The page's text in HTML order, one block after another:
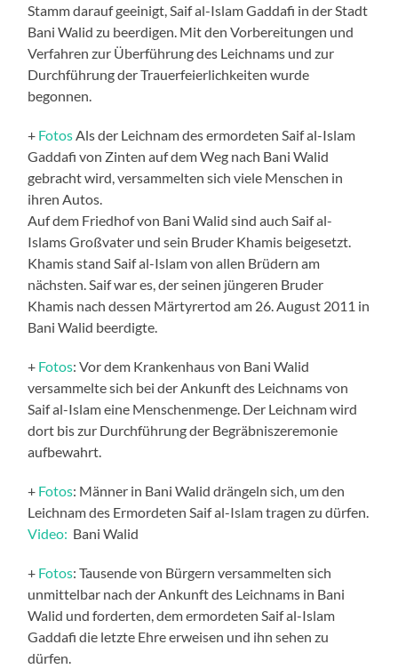
Stamm darauf geeinigt, Saif al-Islam Gaddafi in der Stadt
Bani Walid zu beerdigen. Mit den Vorbereitungen und
Verfahren zur Überführung des Leichnams und zur
Durchführung der Trauerfeierlichkeiten wurde
begonnen.
+ Fotos Als der Leichnam des ermordeten Saif al-Islam
Gaddafi von Zinten auf dem Weg nach Bani Walid
gebracht wird, versammelten sich viele Menschen in
ihren Autos.
Auf dem Friedhof von Bani Walid sind auch Saif al-
Islams Großvater und sein Bruder Khamis beigesetzt.
Khamis stand Saif al-Islam von allen Brüdern am
nächsten. Saif war es, der seinen jüngeren Bruder
Khamis nach dessen Märtyrertod am 26. August 2011 in
Bani Walid beerdigte.
+ Fotos: Vor dem Krankenhaus von Bani Walid
versammelte sich bei der Ankunft des Leichnams von
Saif al-Islam eine Menschenmenge. Der Leichnam wird
dort bis zur Durchführung der Begräbniszeremonie
aufbewahrt.
+ Fotos: Männer in Bani Walid drängeln sich, um den
Leichnam des Ermordeten Saif al-Islam tragen zu dürfen.
Video: Bani Walid
+ Fotos: Tausende von Bürgern versammelten sich
unmittelbar nach der Ankunft des Leichnams in Bani
Walid und forderten, dem ermordeten Saif al-Islam
Gaddafi die letzte Ehre erweisen und ihn sehen zu
dürfen.